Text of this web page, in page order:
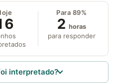
Para 89%
2 horas
para responder
interpretado?